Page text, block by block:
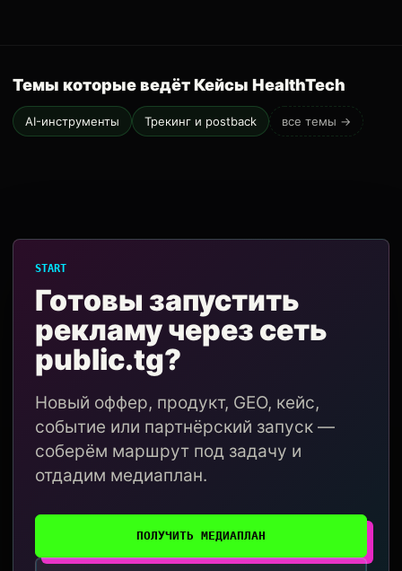
Темы которые ведёт Кейсы HealthTech
AI-инструменты Трекинг и postback все темы →
START
Готовы запустить
рекламу через сеть
public.tg?
Новый оффер, продукт, GEO, кейс,
событие или партнёрский запуск —
соберём маршрут под задачу и
отдадим медиаплан.
ПОЛУЧИТЬ МЕДИАПЛАН